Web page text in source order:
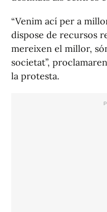
“Venim ací per a
dispose de recursos
mereixen el millor,
societat”,
la protesta.